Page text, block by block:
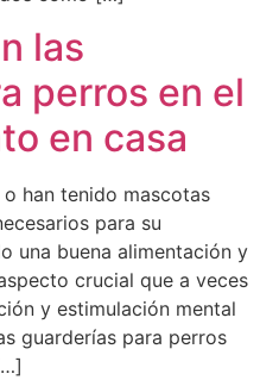
las
perros en el
en casa
han tenido mascotas
para su
una buena alimentación y
crucial que a veces
y estimulación mental
guarderías para perros